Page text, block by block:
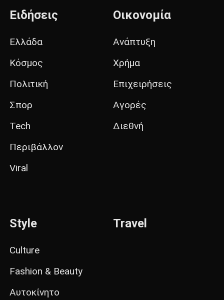
Ειδήσεις
Ελλάδα
Κόσμος
Πολιτική
Σπορ
Tech
Περιβάλλον
Viral
Οικονομία
Ανάπτυξη
Χρήμα
Επιχειρήσεις
Αγορές
Διεθνή
Style
Culture
Fashion & Beauty
Αυτοκίνητο
Travel